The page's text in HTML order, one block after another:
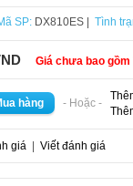
SP:DX810ES | Tình
Giá chưa bao gồm
- Hoặc -
giá| Viết đánh giá